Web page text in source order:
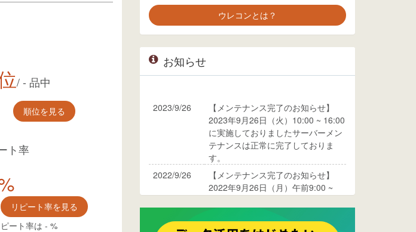
/- 品中
順位を見る
ト率
リピート率を見る
ート率は - %
ウレコンとは？
お知らせ
2023/9/26
【メンテナンス完了のお知らせ】
2023年9月26日（火）10:00 ~ 16:00
に実施しておりましたサーバーメン
テナンスは正常に完了しておりま
す。
2022/9/26
【メンテナンス完了のお知らせ】
2022年9月26日（月）午前9:00 ~
ります。